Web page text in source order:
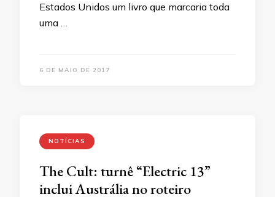
Estados Unidos um livro que marcaria toda
uma …
6 DE MAIO DE 2017
NOTÍCIAS
The Cult: turnê “Electric 13”
inclui Austrália no roteiro